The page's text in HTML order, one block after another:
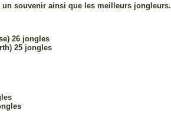
un souvenir ainsi que les meilleurs jongleurs.
26 jongles
25 jongles